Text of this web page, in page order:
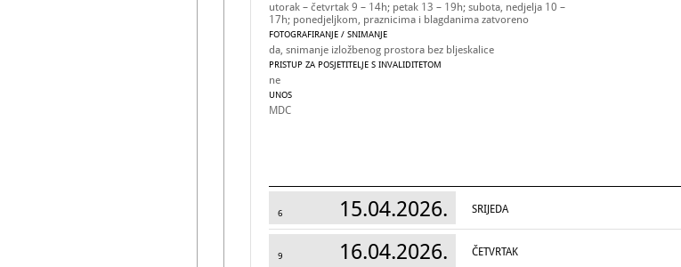
utorak – četvrtak 9 – 14h; petak 13 – 19h; subota, nedjelja 10 –
17h; ponedjeljkom, praznicima i blagdanima zatvoreno
FOTOGRAFIRANJE / SNIMANJE
da, snimanje izložbenog prostora bez bljeskalice
PRISTUP ZA POSJETITELJE S INVALIDITETOM
ne
UNOS
MDC
6 15.04.2026. SRIJEDA
9 16.04.2026. ČETVRTAK